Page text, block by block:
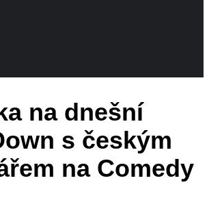
na dnešní
s českým
na Comedy